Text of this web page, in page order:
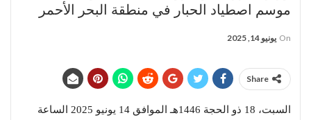
موسم اصطياد الحبار في منطقة البحر الأحمر
On يونيو 14, 2025
Share
السبت، 18 ذو الحجة 1446هـ الموافق 14 يونيو 2025 الساعة